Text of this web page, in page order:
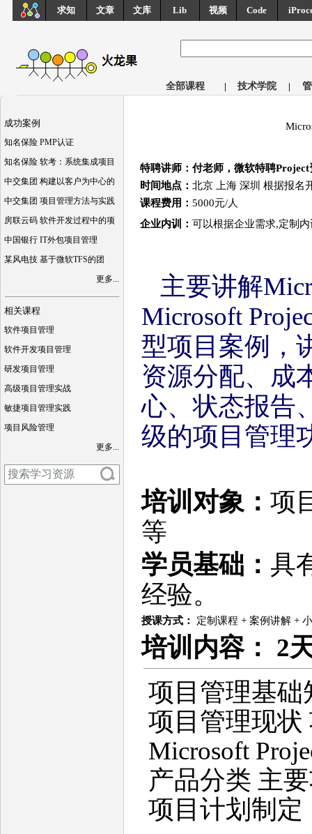
求知 文章 文库 Lib 视频 Code
全部课程 | 技术学院 |
成功案例
知名保险 PMP认证
知名保险 软考：系统集成项目
中交集团 构建以客户为中心的
中交集团 项目管理方法与实践
房联云码 软件开发过程中的项
中国银行 IT外包项目管理
某风电技 基于微软TFS的团
更多...
相关课程
软件项目管理
软件开发项目管理
研发项目管理
高级项目管理实战
敏捷项目管理实践
项目风险管理
更多...
特聘讲师：付老师，微软特聘
时间地点： 北京 上海 深圳 根据报名
课程费用： 5000元/人
企业内训： 可以根据企业需求,定制
主要讲解
Microsoft
型项目案例，
资源分配、成
心、状态报告
级的项目管理
培训对象： 项
等
学员基础： 具
经验。
授课方式： 定制课程 + 案例讲解 +
培训 内容： 2
项目管理基础
项目管理现状
Microsoft
产品分类 主
项目计划制定